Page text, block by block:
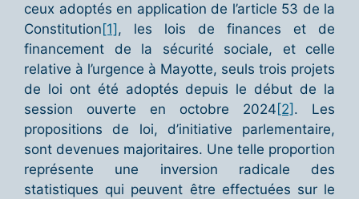
ceux adoptés en application de l’article 53 de la
Constitution [1] , les lois de finances et de
financement de la sécurité sociale, et celle
relative à l’urgence à Mayotte, seuls trois projets
de loi ont été adoptés depuis le début de la
session ouverte en octobre 2024 [2] . Les
propositions de loi, d’initiative parlementaire,
sont devenues majoritaires. Une telle proportion
représente une inversion radicale des
statistiques qui peuvent être effectuées sur le